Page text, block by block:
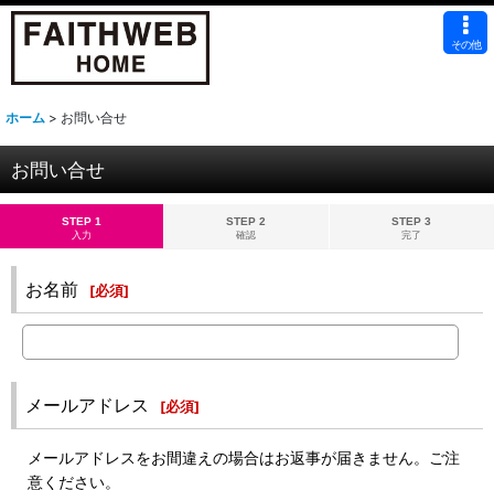
その他
ホーム > お問い合せ
お問い合せ
STEP 1
入力
STEP 2
確認
STEP 3
完了
お名前 [必須]
メールアドレス [必須]
メールアドレスをお間違えの場合はお返事が届きません。ご注
意ください。